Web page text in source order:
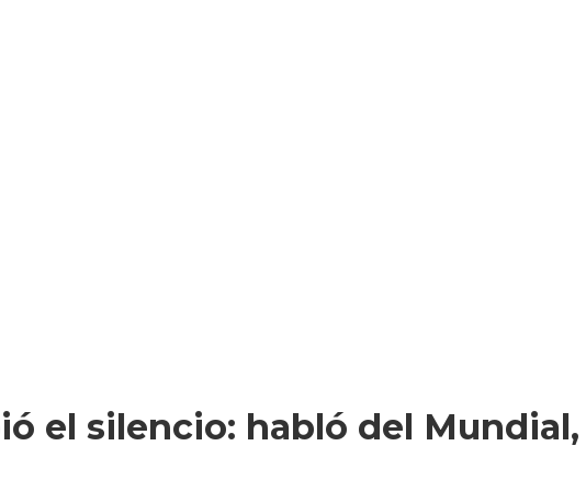
el silencio: habló del